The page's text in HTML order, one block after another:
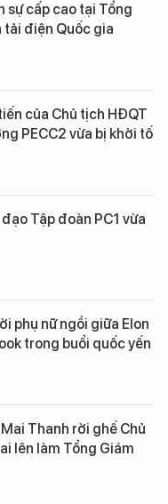
sự cấp cao tại Tổng
tải điện Quốc gia
của Chủ tịch HĐQT
PECC2 vừa bị khởi tố
Tập đoàn PC1 vừa
phụ nữ ngồi giữa Elon
trong buổi quốc yến
Thanh rời ghế Chủ
lên làm Tổng Giám